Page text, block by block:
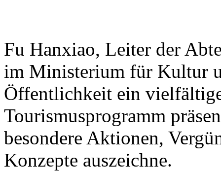
Fu Hanxiao, Leiter der
im Ministerium für Kultur
Öffentlichkeit ein
Tourismusprogramm
besondere Aktionen,
Konzepte auszeichne.